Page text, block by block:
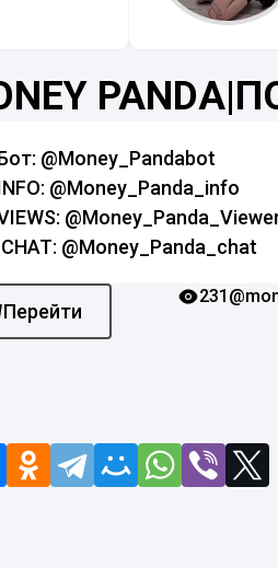
@Money_Pandabot
@Money_Panda_info
CHAT: @Money_Panda_chat
Перейти
231